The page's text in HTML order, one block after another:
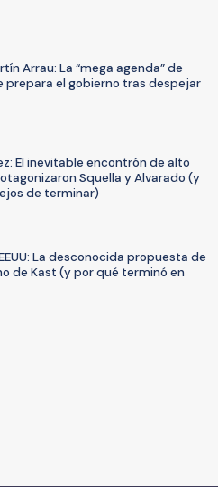
Arrau: La “mega agenda” de
prepara el gobierno tras despejar
El inevitable encontrón de alto
Squella y Alvarado (y
de terminar)
La desconocida propuesta de
de Kast (y por qué terminó en